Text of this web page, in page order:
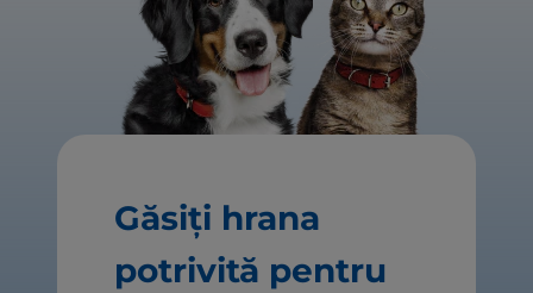
Găsiți hrana
potrivită pentru